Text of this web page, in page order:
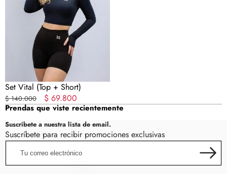
Set Vital (Top + Short)
Precio
regular
$ 140.000
Precio
en
oferta
$ 69.800
Prendas que viste recientemente
Suscribete a nuestra lista de email.
Suscríbete para recibir promociones exclusivas
correo
electrónico